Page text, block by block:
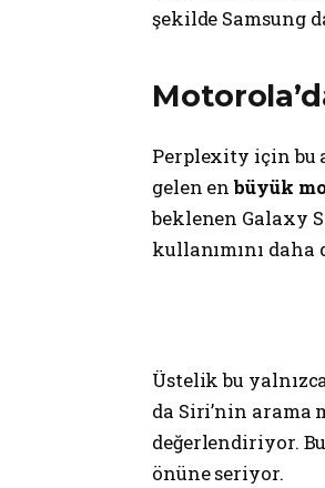
şekilde Samsung
Perplexity için bu
gelen enbüyük
beklenen Galaxy
kullanımını daha
Üstelik bu
da Siri’nin arama
değerlendiriyor.
önüne seriyor.